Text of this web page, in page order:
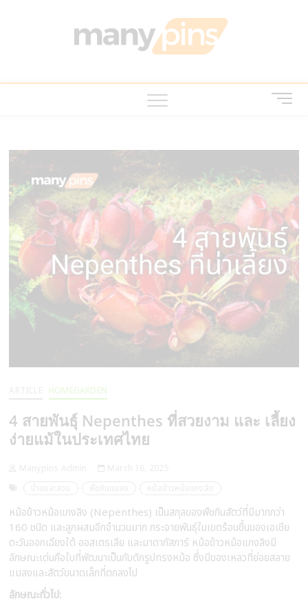
M
t
o
n
HOMEGARDEN
4 สายพันธุ์ Nepenthes ที่สวยงาม และ เลี้ยง
ง่ายแม้ในประเทศไทย
หม้อข้าวหม้อแกงลิง (Nepenthes) เป็นสกุลของพืชกินสัตว์ที่มีมากกว่า
160 ชนิด และลูกผสมอีกจำนวนมาก กระจายพันธุ์ในเขตร้อนชื้นของเอเชีย
ตะวันออกเฉียงใต้ ออสเตรเลีย และมาดากัสการ์ หม้อข้าวหม้อแกงลิงมี
ลักษณะเด่นคือใบที่พัฒนาเป็นกับดักรูปทรงหม้อ ซึ่งมีของเหลวที่ย่อยสลาย
แมลงและสัตว์ขนาดเล็กที่ตกลงไป
ลักษณะทั่วไป: